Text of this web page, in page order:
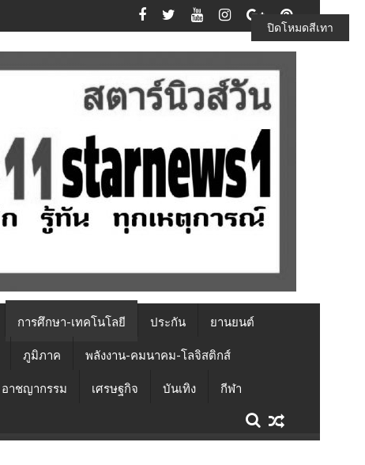
การศึกษา-เทคโนโลยี ประกัน ยานยนต์
ภูมิภาค พลังงาน-คมนาคม-โลจิสติกส์
อาชญากรรม เศรษฐกิจ บันเทิง กีฬา
ปิดโหมดสีเทา